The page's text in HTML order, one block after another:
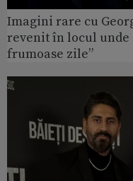
Imagini rare cu
revenit în locul
frumoase zile”